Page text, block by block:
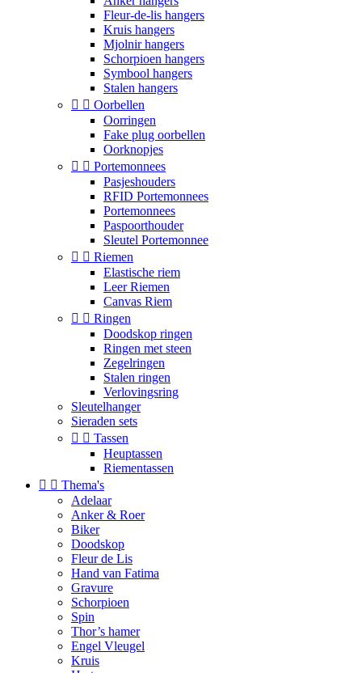
Fleur-de-lis hangers
Kruis hangers
Mjolnir hangers
Schorpioen hangers
Symbool hangers
Stalen hangers
  Oorbellen
Oorringen
Fake plug oorbellen
Oorknopjes
  Portemonnees
Pasjeshouders
RFID Portemonnees
Portemonnees
Paspoorthouder
Sleutel Portemonnee
  Riemen
Elastische riem
Leer Riemen
Canvas Riem
  Ringen
Doodskop ringen
Ringen met steen
Zegelringen
Stalen ringen
Verlovingsring
Sleutelhanger
Sieraden sets
  Tassen
Heuptassen
Riementassen
  Thema's
Adelaar
Anker & Roer
Biker
Doodskop
Fleur de Lis
Hand van Fatima
Gravure
Schorpioen
Spin
Thor’s hamer
Engel Vleugel
Kruis